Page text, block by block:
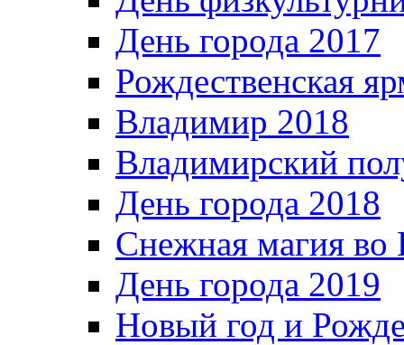
День города 2017
Рождественская
Владимир 2018
Владимирский
День города 2018
Снежная магия во
День города 2019
Новый год и